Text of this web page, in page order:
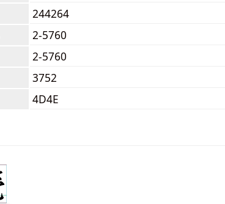
244264
2-5760
2-5760
3752
4D4E